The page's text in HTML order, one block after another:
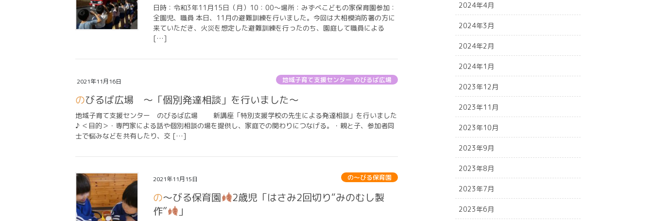
日時：令和3年11月15日（月）10：00～場所：みずべこどもの家保育園参加：
全園児、職員 本日、11月の避難訓練を行いました。今回は大相模消防署の方に
来ていただき、火災を想定した避難訓練を行ったのち、園庭して職員による
[…]
2021年11月16日 地域子育て支援センター のびるば広場
のびるば広場 ～「個別発達相談」を行いました～
地域子育て支援センター のびるば広場 新講座「特別支援学校の先生による発達相談」を行いました
♪ ＜目的＞・専門家による話や個別相談の場を提供し、家庭での関わりにつなげる。・親と子、参加者同
士で悩みなどを共有したり、交 […]
2021年11月15日 の〜びる保育園
の～びる保育園
2歳児「はさみ2回切り“みのむし製
作”
」
2024年4月
2024年3月
2024年2月
2024年1月
2023年12月
2023年11月
2023年10月
2023年9月
2023年8月
2023年7月
2023年6月